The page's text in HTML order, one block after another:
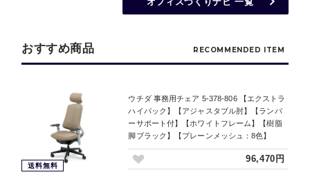
おすすめ商品 RECOMMENDED ITEM
送料無料
ウチダ 事務用チェア 5-378-806 【エクストラ
ハイバック】【アジャスタブル肘】【ランバ
ーサポート付】【ホワイトフレーム】【樹脂
脚ブラック】【プレーンメッシュ：8色】
96,470円